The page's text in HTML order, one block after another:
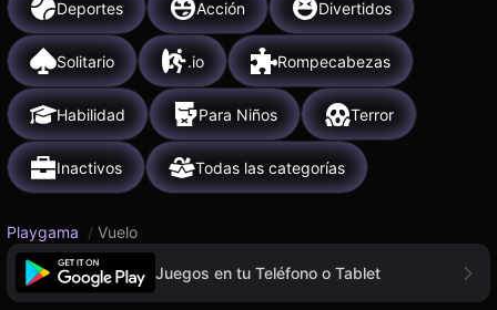
Deportes Acción Divertidos
Solitario .io Rompecabezas
Habilidad Para Niños Terror
Inactivos Todas las categorías
Playgama / Vuelo
Juegos en tu Teléfono o Tablet